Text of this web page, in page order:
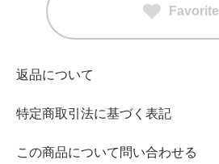
Favorite
返品について
特定商取引法に基づく表記
この商品について問い合わせる